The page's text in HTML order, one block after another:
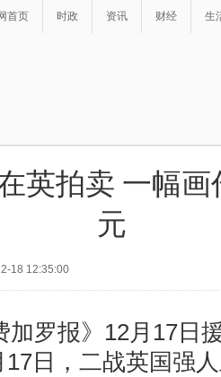
首页 时政 资讯 财经 生
英拍卖 一幅
元
18 12:35:00
罗报》12月17日
日，二战英国强